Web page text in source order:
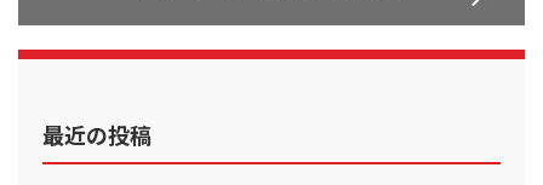
最近の投稿